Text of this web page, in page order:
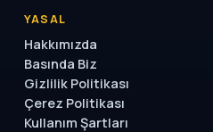
YASAL
Hakkımızda
Basında Biz
Gizlilik Politikası
Çerez Politikası
Kullanım Şartları